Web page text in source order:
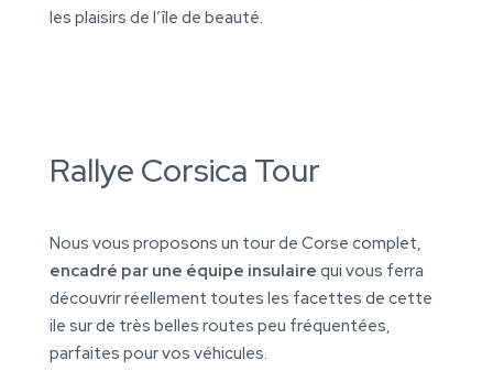
les plaisirs de l’île de beauté.
Rallye Corsica Tour
Nous vous proposons un tour de Corse complet,
encadré par une équipe insulaire qui vous ferra
découvrir réellement toutes les facettes de cette
ile sur de très belles routes peu fréquentées,
parfaites pour vos véhicules.